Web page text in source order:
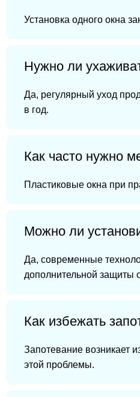
Установка одного окна
Нужно ли
Да, регулярный уход
в год.
Как часто нужно
Пластиковые окна при
Можно ли
Да, современные
дополнительной защиты
Как избежать
Запотевание возникает
этой проблемы.